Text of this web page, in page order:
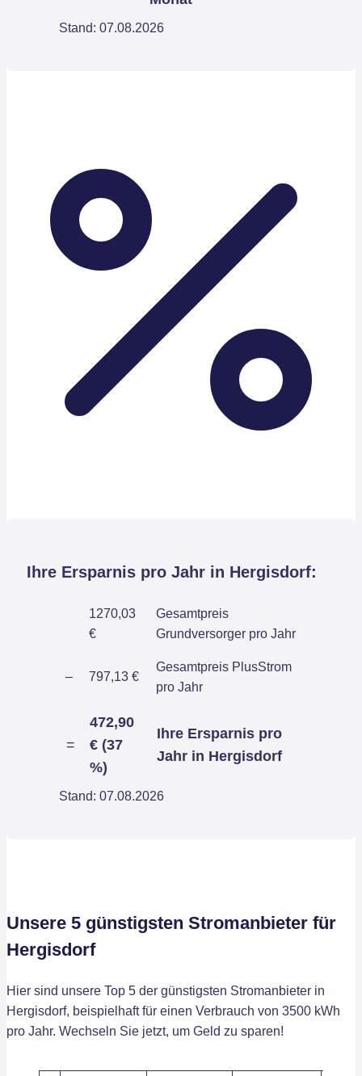
Stand: 07.08.2026
Ihre Ersparnis pro Jahr in Hergisdorf:
1270,03
€
Gesamtpreis
Grundversorger pro Jahr
– 797,13 €
Gesamtpreis PlusStrom
pro Jahr
=
472,90
€ (37
%)
Ihre Ersparnis pro
Jahr in Hergisdorf
Stand: 07.08.2026
Unsere 5 günstigsten Stromanbieter für
Hergisdorf
Hier sind unsere Top 5 der günstigsten Stromanbieter in
Hergisdorf, beispielhaft für einen Verbrauch von 3500 kWh
pro Jahr. Wechseln Sie jetzt, um Geld zu sparen!